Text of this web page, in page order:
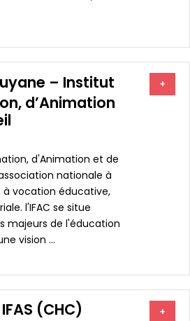
– Institut
d’Animation
d'Animation et de
nationale à
vocation éducative,
l'IFAC se situe
majeurs de l'éducation
vision ...
+
(CHC) +